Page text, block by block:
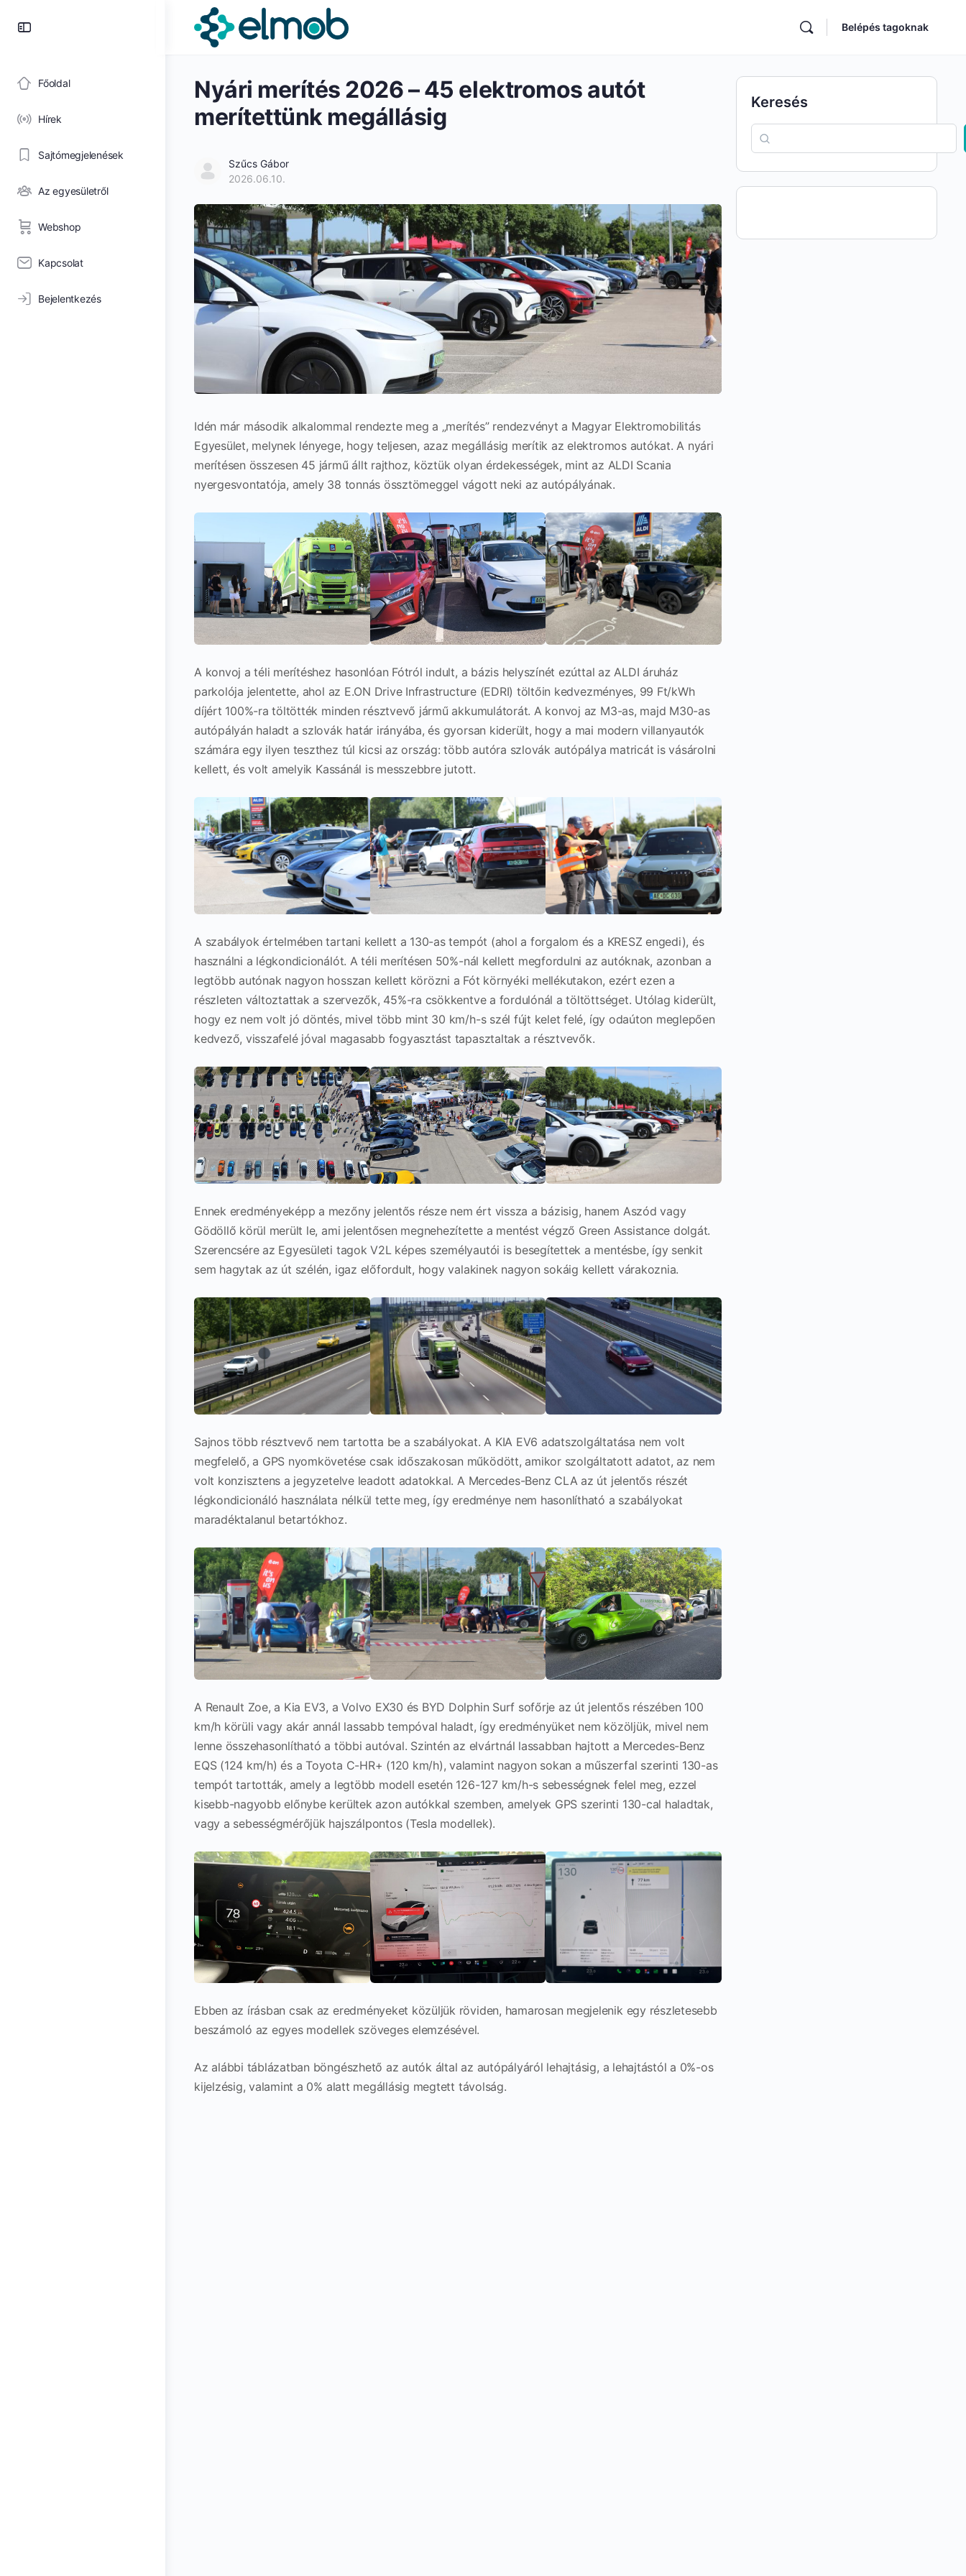
Főoldal
Hírek
Sajtómegjelenések
Az egyesületről
Webshop
Kapcsolat
Bejelentkezés
Belépés tagoknak
Nyári merítés 2026 – 45 elektromos autót
merítettünk megállásig
Szűcs Gábor
2026.06.10.
Idén már második alkalommal rendezte meg a „merítés” rendezvényt a Magyar Elektromobilitás
Egyesület, melynek lényege, hogy teljesen, azaz megállásig merítik az elektromos autókat. A nyári
merítésen összesen 45 jármű állt rajthoz, köztük olyan érdekességek, mint az ALDI Scania
nyergesvontatója, amely 38 tonnás össztömeggel vágott neki az autópályának.
A konvoj a téli merítéshez hasonlóan Fótról indult, a bázis helyszínét ezúttal az ALDI áruház
parkolója jelentette, ahol az E.ON Drive Infrastructure (EDRI) töltőin kedvezményes, 99 Ft/kWh
díjért 100%-ra töltötték minden résztvevő jármű akkumulátorát. A konvoj az M3-as, majd M30-as
autópályán haladt a szlovák határ irányába, és gyorsan kiderült, hogy a mai modern villanyautók
számára egy ilyen teszthez túl kicsi az ország: több autóra szlovák autópálya matricát is vásárolni
kellett, és volt amelyik Kassánál is messzebbre jutott.
A szabályok értelmében tartani kellett a 130-as tempót (ahol a forgalom és a KRESZ engedi), és
használni a légkondicionálót. A téli merítésen 50%-nál kellett megfordulni az autóknak, azonban a
legtöbb autónak nagyon hosszan kellett körözni a Fót környéki mellékutakon, ezért ezen a
részleten változtattak a szervezők, 45%-ra csökkentve a fordulónál a töltöttséget. Utólag kiderült,
hogy ez nem volt jó döntés, mivel több mint 30 km/h-s szél fújt kelet felé, így odaúton meglepően
kedvező, visszafelé jóval magasabb fogyasztást tapasztaltak a résztvevők.
Ennek eredményeképp a mezőny jelentős része nem ért vissza a bázisig, hanem Aszód vagy
Gödöllő körül merült le, ami jelentősen megnehezítette a mentést végző Green Assistance dolgát.
Szerencsére az Egyesületi tagok V2L képes személyautói is besegítettek a mentésbe, így senkit
sem hagytak az út szélén, igaz előfordult, hogy valakinek nagyon sokáig kellett várakoznia.
Sajnos több résztvevő nem tartotta be a szabályokat. A KIA EV6 adatszolgáltatása nem volt
megfelelő, a GPS nyomkövetése csak időszakosan működött, amikor szolgáltatott adatot, az nem
volt konzisztens a jegyzetelve leadott adatokkal. A Mercedes-Benz CLA az út jelentős részét
légkondicionáló használata nélkül tette meg, így eredménye nem hasonlítható a szabályokat
maradéktalanul betartókhoz.
A Renault Zoe, a Kia EV3, a Volvo EX30 és BYD Dolphin Surf sofőrje az út jelentős részében 100
km/h körüli vagy akár annál lassabb tempóval haladt, így eredményüket nem közöljük, mivel nem
lenne összehasonlítható a többi autóval. Szintén az elvártnál lassabban hajtott a Mercedes-Benz
EQS (124 km/h) és a Toyota C-HR+ (120 km/h), valamint nagyon sokan a műszerfal szerinti 130-as
tempót tartották, amely a legtöbb modell esetén 126-127 km/h-s sebességnek felel meg, ezzel
kisebb-nagyobb előnybe kerültek azon autókkal szemben, amelyek GPS szerinti 130-cal haladtak,
vagy a sebességmérőjük hajszálpontos (Tesla modellek).
Ebben az írásban csak az eredményeket közüljük röviden, hamarosan megjelenik egy részletesebb
beszámoló az egyes modellek szöveges elemzésével.
Az alábbi táblázatban böngészhető az autók által az autópályáról lehajtásig, a lehajtástól a 0%-os
kijelzésig, valamint a 0% alatt megállásig megtett távolság.
Keresés